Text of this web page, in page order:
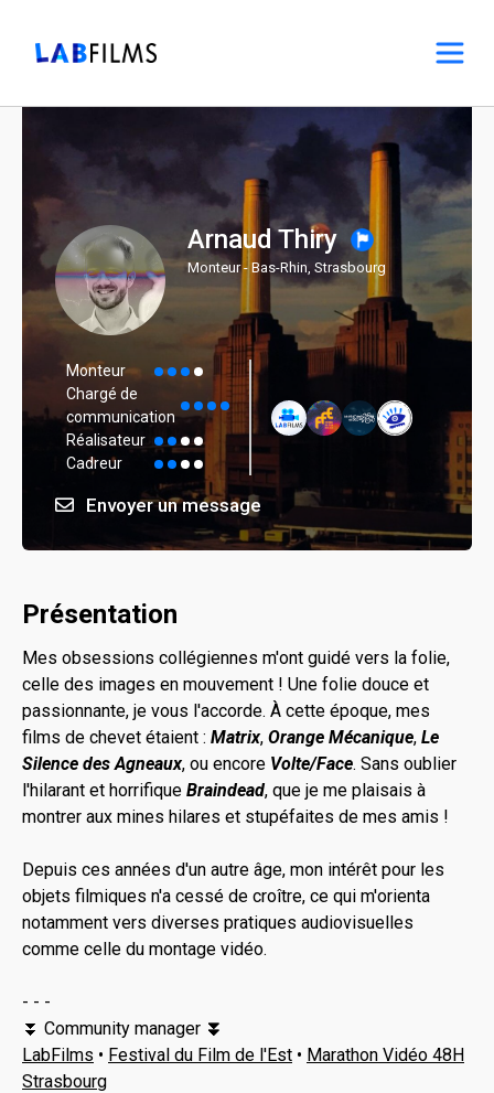
Arnaud Thiry
Monteur - Bas-Rhin, Strasbourg
Monteur
Chargé de
communication
Réalisateur
Cadreur
Envoyer un message
Présentation
Mes obsessions collégiennes m'ont guidé vers la folie,
celle des images en mouvement ! Une folie douce et
passionnante, je vous l'accorde. À cette époque, mes
films de chevet étaient : Matrix, Orange Mécanique, Le
Silence des Agneaux, ou encore Volte/Face. Sans oublier
l'hilarant et horrifique Braindead, que je me plaisais à
montrer aux mines hilares et stupéfaites de mes amis !
Depuis ces années d'un autre âge, mon intérêt pour les
objets filmiques n'a cessé de croître, ce qui m'orienta
notamment vers diverses pratiques audiovisuelles
comme celle du montage vidéo.
- - -
⏬ Community manager ⏬
LabFilms • Festival du Film de l'Est • Marathon Vidéo 48H
Strasbourg